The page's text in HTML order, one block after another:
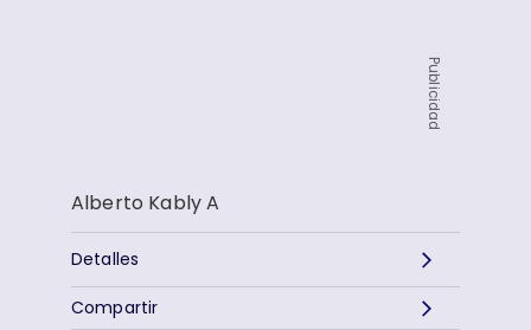
Publicidad
Alberto Kably A
Detalles
Compartir